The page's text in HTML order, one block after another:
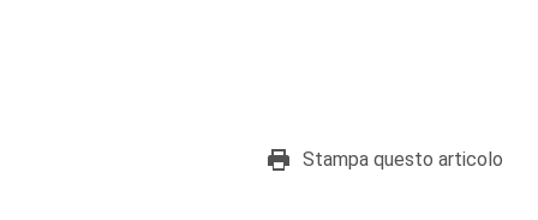
Stampa questo articolo